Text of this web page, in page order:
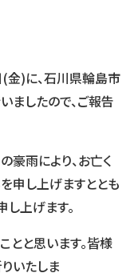
金)に、石川県輪島市
ましたので、ご報告
雨により、お亡く
申し上げますととも
上げます。
とと思います。皆様
いたしま